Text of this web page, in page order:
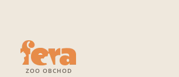
ZOO OBCHOD